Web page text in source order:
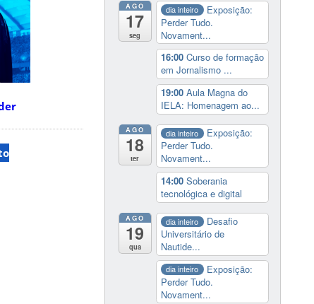
AGO
17
seg
dia inteiro
Exposição:
Perder Tudo.
Novament...
16:00 Curso de formação
em Jornalismo ...
19:00 Aula Magna do
IELA: Homenagem ao...
AGO
18
ter
dia inteiro
Exposição:
Perder Tudo.
Novament...
14:00 Soberania
tecnológica e digital
AGO
19
qua
dia inteiro
Desafio
Universitário de
Nautide...
dia inteiro
Exposição:
Perder Tudo.
Novament...